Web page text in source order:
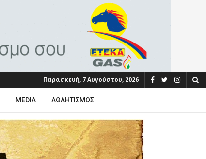
Παρασκευή, 7 Αυγούστου, 2026
MEDIA ΑΘΛΗΤΙΣΜΌΣ